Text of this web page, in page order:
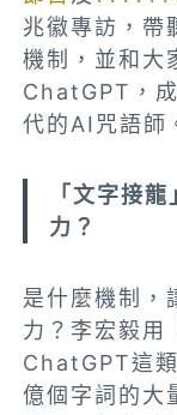
兆徽專訪，帶
機制，並和大
ChatGPT，
代的AI咒語師
「文字接
力？
是什麼機制，
力？李宏毅用
ChatGPT這
億個字詞的大